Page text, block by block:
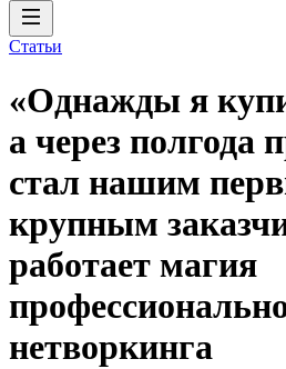
Статьи
«Однажды я
а через полгода
стал нашим
крупным
работает магия
нетворкинга